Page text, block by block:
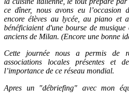
ce dîner, nous avons eu l’occasion
encore élèves au lycée, au piano et
bénéficiaient d'une bourse de
anciens de Milan. (Encore une bonne
Cette journée nous a permis de
associations locales présentes et
l’importance de ce réseau mondial.
Apres un "débriefing" avec mon